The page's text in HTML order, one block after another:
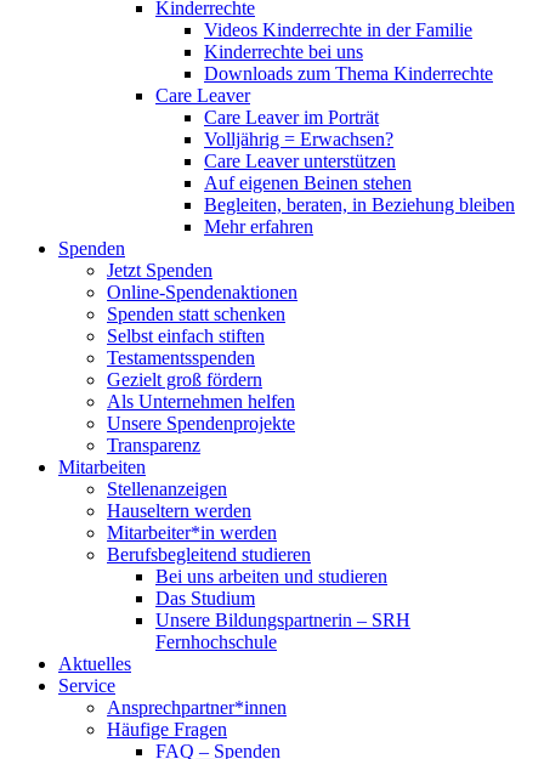
Kinderrechte
Videos Kinderrechte in der Familie
Kinderrechte bei uns
Downloads zum Thema Kinderrechte
Care Leaver
Care Leaver im Porträt
Volljährig = Erwachsen?
Care Leaver unterstützen
Auf eigenen Beinen stehen
Begleiten, beraten, in Beziehung bleiben
Mehr erfahren
Spenden
Jetzt Spenden
Online-Spendenaktionen
Spenden statt schenken
Selbst einfach stiften
Testamentsspenden
Gezielt groß fördern
Als Unternehmen helfen
Unsere Spendenprojekte
Transparenz
Mitarbeiten
Stellenanzeigen
Hauseltern werden
Mitarbeiter*in werden
Berufsbegleitend studieren
Bei uns arbeiten und studieren
Das Studium
Unsere Bildungspartnerin – SRH
Fernhochschule
Aktuelles
Service
Ansprechpartner*innen
Häufige Fragen
FAQ – Spenden